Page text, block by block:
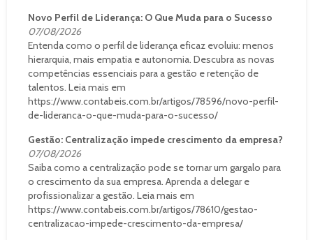
Novo Perfil de Liderança: O Que Muda para o Sucesso
07/08/2026
Entenda como o perfil de liderança eficaz evoluiu: menos
hierarquia, mais empatia e autonomia. Descubra as novas
competências essenciais para a gestão e retenção de
talentos. Leia mais em
https://www.contabeis.com.br/artigos/78596/novo-perfil-
de-lideranca-o-que-muda-para-o-sucesso/
Gestão: Centralização impede crescimento da empresa?
07/08/2026
Saiba como a centralização pode se tornar um gargalo para
o crescimento da sua empresa. Aprenda a delegar e
profissionalizar a gestão. Leia mais em
https://www.contabeis.com.br/artigos/78610/gestao-
centralizacao-impede-crescimento-da-empresa/